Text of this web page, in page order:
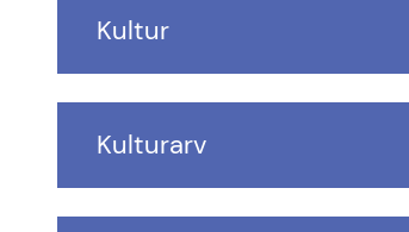
Kultur
Kulturarv